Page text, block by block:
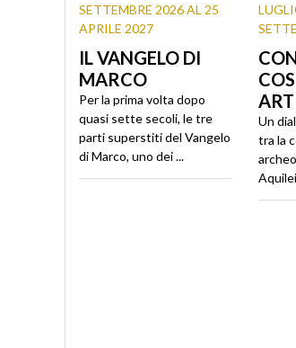
SETTEMBRE 2026 AL 25
APRILE 2027
IL VANGELO DI
MARCO
Per la prima volta dopo
quasi sette secoli, le tre
parti superstiti del Vangelo
di Marco, uno dei ...
ART
Un
tra la